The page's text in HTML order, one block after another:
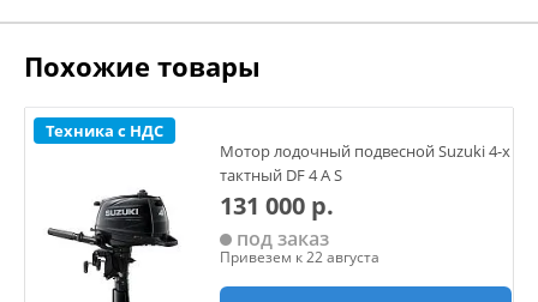
Похожие товары
Техника с НДС
Мотор лодочный подвесной Suzuki 4-х
тактный DF 4 A S
131 000 р.
под заказ
Привезем к 22 августа